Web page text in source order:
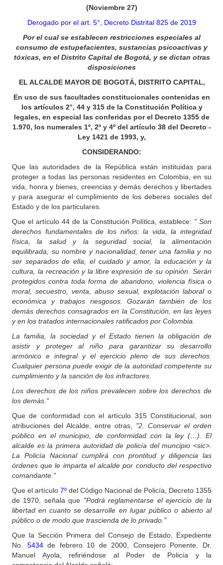
(Noviembre 27)
Derogado por el art. 5°, Decreto Distrital 825 de 2019
Por el cual se establecen restricciones especiales al
consumo de estupefacientes, sustancias psicoactivas y
tóxicas, en el Distrito Capital de Bogotá, y se dictan otras
disposiciones
EL ALCALDE MAYOR DE BOGOTÁ, DISTRITO CAPITAL,
En uso de sus facultades constitucionales contenidas en
los artículos 2°, 44 y 315 de la Constitución Política y
legales, en especial las conferidas por el Decreto 1355 de
1.970, los numerales 1º, 2º y 4º del artículo 38 del Decreto -
Ley 1421 de 1993, y,
CONSIDERANDO:
Que las autoridades de la República están instituidas para
proteger a todas las personas residentes en Colombia, en su
vida, honra y bienes, creencias y demás derechos y libertades
y para asegurar el cumplimiento de los deberes sociales del
Estado y de los particulares.
Que el artículo 44 de la Constitución Política, establece: " Son
derechos fundamentales de los niños: la vida, la integridad
física, la salud y la seguridad social, la alimentación
equilibrada, su nombre y nacionalidad, tener una familia y no
ser separados de ella, el cuidado y amor, la educación y la
cultura, la recreación y la libre expresión de su opinión. Serán
protegidos contra toda forma de abandono, violencia física o
moral, secuestro, venta, abuso sexual, explotación laboral o
económica y trabajos riesgosos. Gozarán también de los
demás derechos consagrados en la Constitución, en las leyes
y en los tratados internacionales ratificados por Colombia.
La familia, la sociedad y el Estado tienen la obligación de
asistir y proteger al niño para garantizar su desarrollo
armónico e integral y el ejercicio pleno de sus derechos.
Cualquier persona puede exigir de la autoridad competente su
cumplimiento y la sanción de los infractores.
Los derechos de los niños prevalecen sobre los derechos de
los demás."
Que de conformidad con el artículo 315 Constitucional, son
atribuciones del Alcalde, entre otras, "2. Conservar el orden
público en el municipio, de conformidad con la ley (…). El
alcalde es la primera autoridad de policía del muncipio <sic>.
La Policía Nacional cumplirá con prontitud y diligencia las
órdenes que le imparta el alcalde por conducto del respectivo
comandante."
Que el artículo 7º del Código Nacional de Policía, Decreto 1355
de 1970, señala que "Podrá reglamentarse el ejercicio de la
libertad en cuanto se desarrolle en lugar público o abierto al
público o de modo que trascienda de lo privado."
Que la Sección Primera del Consejo de Estado, Expediente
No. 5434de febrero 10 de 2000, Consejero Ponente, Dr.
Manuel Ayola, refiriéndose al Poder de Policía y la